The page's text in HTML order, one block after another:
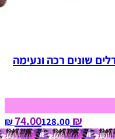
שונים רכה ונעימה
₪ 74.00
128.00‏ ₪